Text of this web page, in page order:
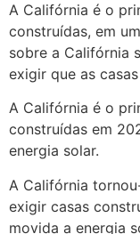
A Califórnia é o
construídas, em
sobre a Califórnia
exigir que as
A Califórnia é o
construídas em
energia solar.
A Califórnia
exigir casas
movida a energia